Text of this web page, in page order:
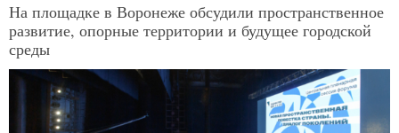
На площадке в Воронеже обсудили пространственное
развитие, опорные территории и будущее городской
среды